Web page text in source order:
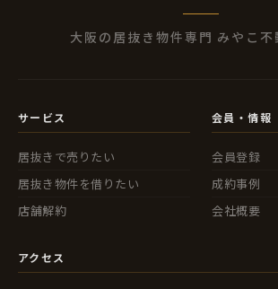
大阪の居抜き物件専門 みやこ不
サービス
居抜きで売りたい
居抜き物件を借りたい
店舗解約
会員・情報
会員登録
成約事例
会社概要
アクセス